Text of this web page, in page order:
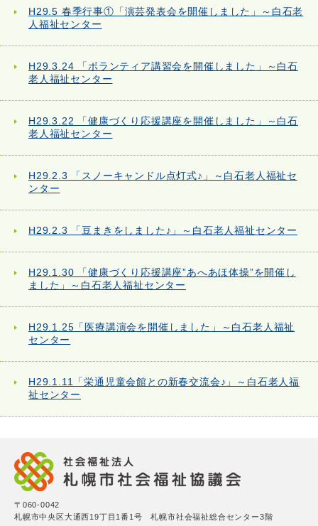
H29.5 春季行事①「演芸発表会を開催しました」～白石老
人福祉センター
H29.3.24 「ボランティア講習会を開催しました」～白石
老人福祉センター
H29.3.22 「健康づくり応援講座を開催しました」～白石
老人福祉センター
H29.2.3 「スノーキャンドル点灯式♪」～白石老人福祉セ
ンター
H29.2.3 「豆まきをしました♪」～白石老人福祉センター
H29.1.30 「健康づくり応援講座”あへあほ体操”を開催し
ました」～白石老人福祉センター
H29.1.25「医療講演会を開催しました」～白石老人福祉
センター
H29.1.11「栄通児童会館との新春交流会♪」～白石老人福
祉センター
〒060-0042
札幌市中央区大通西19丁目1番1号 札幌市社会福祉総合センター3階